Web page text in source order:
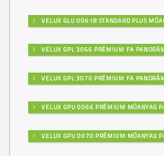
M342
M343
M344
VELUX GLU 0061B STANDARD PLUS
VELUX GPL 3066 PRÉMIUM FA
VELUX GPL 3070 PRÉMIUM FA
VELUX GPU 0066 PRÉMIUM MŰANYAG
VELUX GPU 0070 PRÉMIUM MŰANYAG